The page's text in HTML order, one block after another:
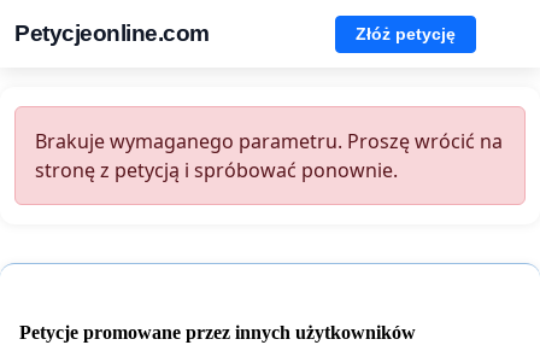
Petycjeonline.com Złóż petycję
Brakuje wymaganego parametru. Proszę wrócić na
stronę z petycją i spróbować ponownie.
Petycje promowane przez innych użytkowników